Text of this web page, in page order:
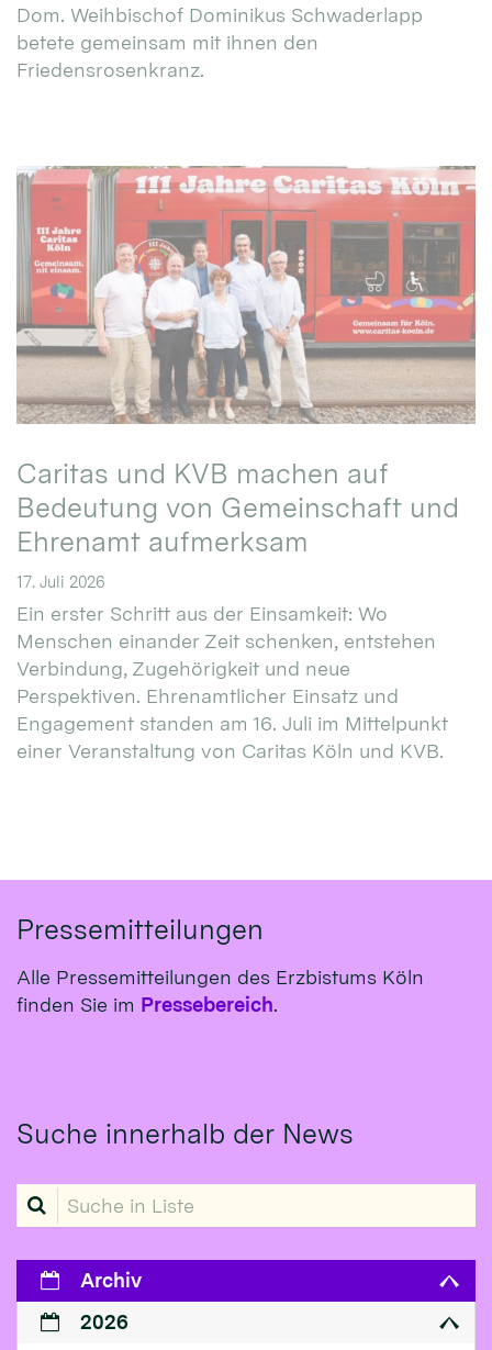
Dom. Weihbischof Dominikus Schwaderlapp
betete gemeinsam mit ihnen den
Friedensrosenkranz.
Caritas und KVB machen auf
Bedeutung von Gemeinschaft und
Ehrenamt aufmerksam
17. Juli 2026
Ein erster Schritt aus der Einsamkeit: Wo
Menschen einander Zeit schenken, entstehen
Verbindung, Zugehörigkeit und neue
Perspektiven. Ehrenamtlicher Einsatz und
Engagement standen am 16. Juli im Mittelpunkt
einer Veranstaltung von Caritas Köln und KVB.
Pressemitteilungen
Alle Pressemitteilungen des Erzbistums Köln
finden Sie im Pressebereich.
Suche innerhalb der News
Suche in Liste
Archiv
2026